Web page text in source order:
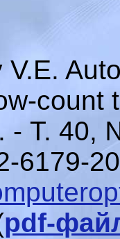
V.E.
count
- Т. 40,
6179-
pdf-